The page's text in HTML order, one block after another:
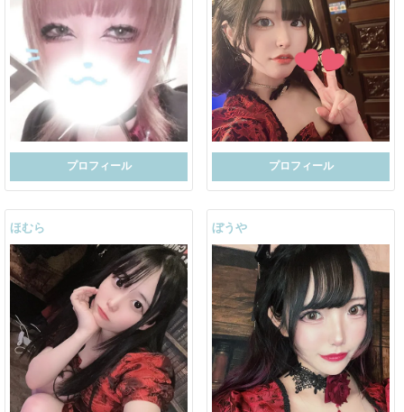
プロフィール プロフィール
ほむら ぼうや